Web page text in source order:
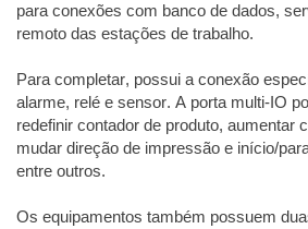
para conexões com banco de dados,
remoto das estações de trabalho.
Para completar, possui a conexão
alarme, relé e sensor. A porta multi-IO
redefinir contador de produto, aumentar
mudar direção de impressão e início/
entre outros.
Os equipamentos também possuem